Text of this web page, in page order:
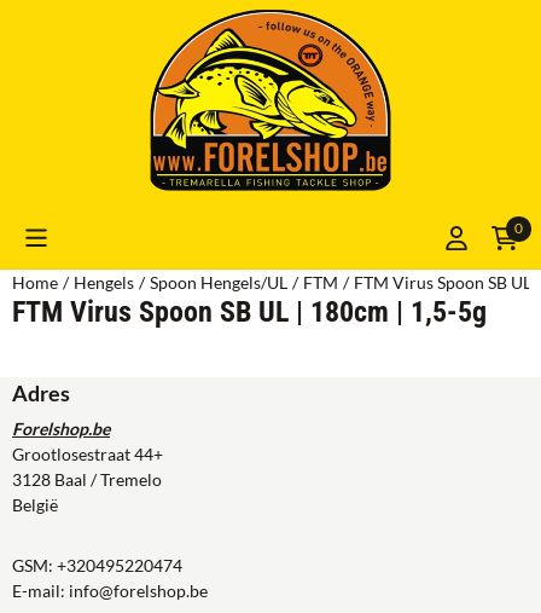
Cookievoorkeuren zijn momenteel gesloten.
0
Home / Hengels / Spoon Hengels/UL / FTM / FTM Virus Spoon SB UL
FTM Virus Spoon SB UL | 180cm | 1,5-5g
Adres
Forelshop.be
Grootlosestraat 44+
3128 Baal / Tremelo
België
GSM: +320495220474
E-mail: info@forelshop.be